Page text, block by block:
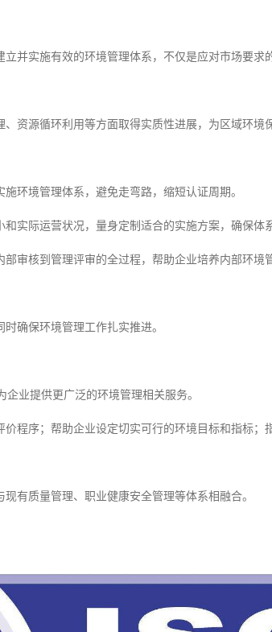
并实施有效的环境管理体系，不仅是应对市场要求
资源循环利用等方面取得实质性进展，为区域环境
环境管理体系，避免走弯路，缩短认证周期。
实际运营状况，量身定制适合的实施方案，确保体
审核到管理评审的全过程，帮助企业培养内部环境
确保环境管理工作扎实推进。
业提供更广泛的环境管理相关服务。
程序；帮助企业设定切实可行的环境目标和指标；
有质量管理、职业健康安全管理等体系相融合。